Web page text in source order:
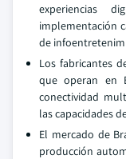
experiencias
implementación
de
Los fabricantes
que operan en
conectividad
las capacidades
El mercado de
producción